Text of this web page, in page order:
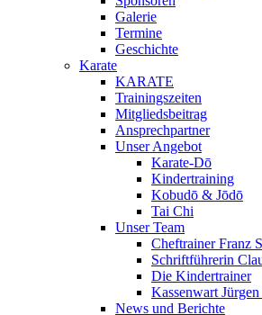
Galerie
Termine
Geschichte
Karate
KARATE
Trainingszeiten
Mitgliedsbeitrag
Ansprechpartner
Unser Angebot
Karate-Dō
Kindertraining
Kobudō & Jōdō
Tai Chi
Unser Team
Cheftrainer Franz
Schriftführerin
Die Kindertrainer
Kassenwart
News und Berichte